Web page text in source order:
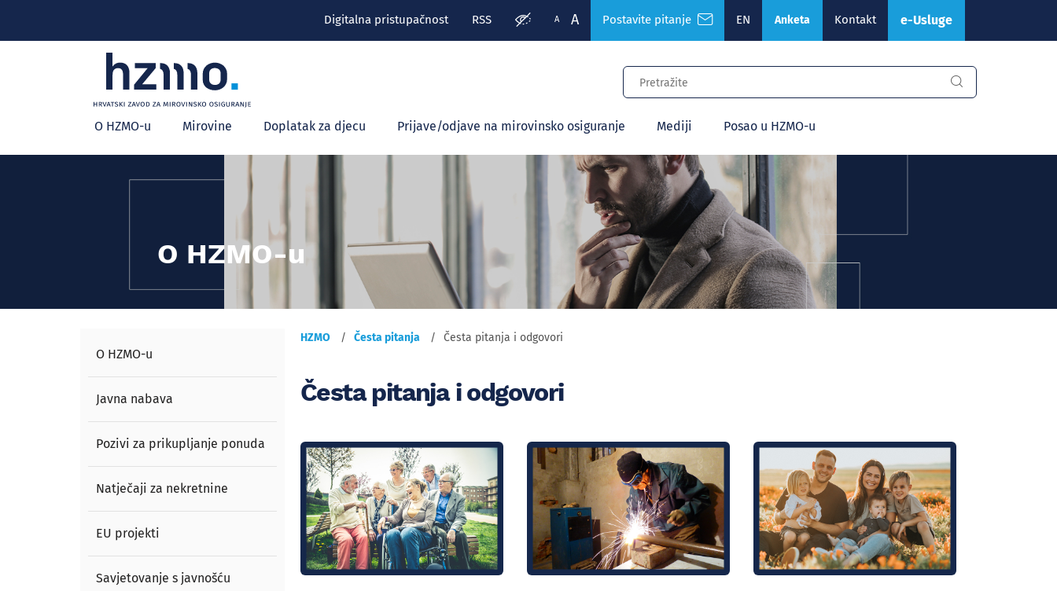
Digitalna pristupačnost RSS A A Postavite pitanje EN Anketa Kontakt e-Usluge
Glavni
izbornik
O HZMO-u Mirovine Doplatak za djecu Prijave/odjave na mirovinsko osiguranje Mediji Posao u HZMO-u
O HZMO-u
O HZMO-u
Javna nabava
Pozivi za prikupljanje ponuda
Natječaji za nekretnine
EU projekti
Savjetovanje s javnošću
HZMO Česta pitanja Česta pitanja i odgovori
Česta pitanja i odgovori